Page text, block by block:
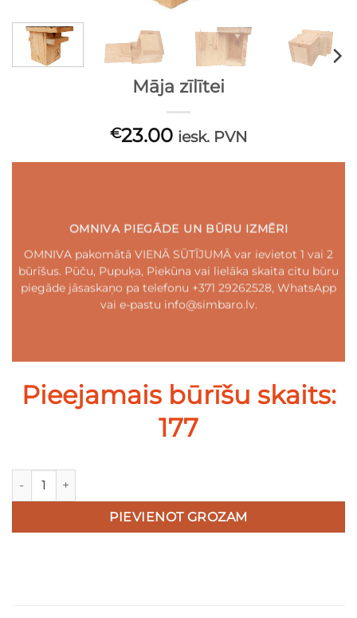
Māja zīlītei
€23.00 iesk. PVN
OMNIVA PIEGĀDE UN BŪRU IZMĒRI
OMNIVA pakomātā VIENĀ SŪTĪJUMĀ var ievietot 1 vai 2
būrīšus. Pūču, Pupuķa, Piekūna vai lielāka skaita citu būru
piegāde jāsaskaņo pa telefonu +371 29262528, WhatsApp
vai e-pastu info@simbaro.lv.
Pieejamais būrīšu skaits:
177
Māja zīlītei daudzums
PIEVIENOT GROZAM